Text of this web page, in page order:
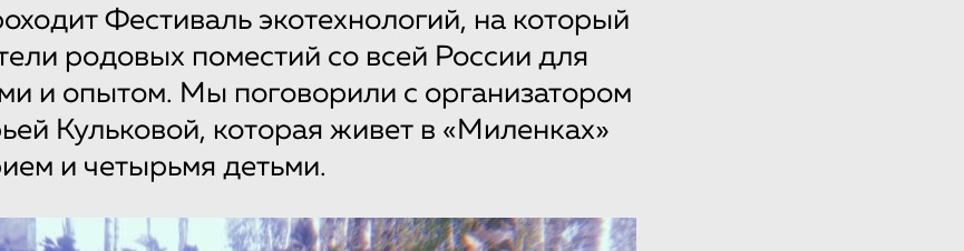
Фестиваль экотехнологий, на который
родовых поместий со всей России для
и опытом. Мы поговорили с организатором
Кульковой, которая живет в «Миленках»
и четырьмя детьми.